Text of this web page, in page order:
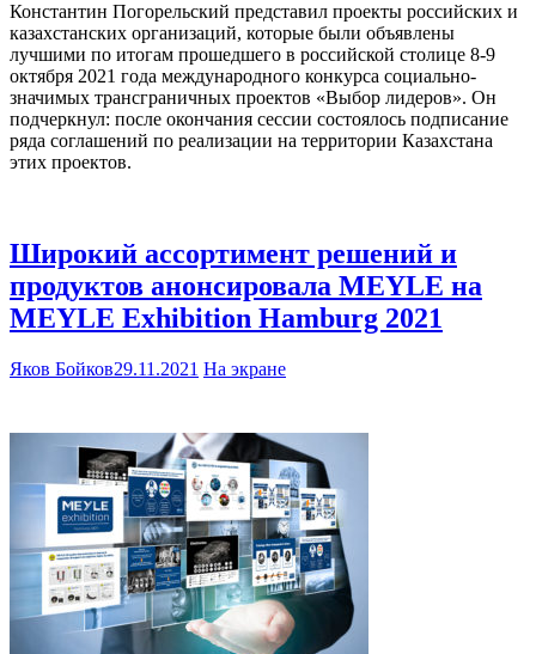
Константин Погорельский представил проекты российских и
казахстанских организаций, которые были объявлены
лучшими по итогам прошедшего в российской столице 8-9
октября 2021 года международного конкурса социально-
значимых трансграничных проектов «Выбор лидеров». Он
подчеркнул: после окончания сессии состоялось подписание
ряда соглашений по реализации на территории Казахстана
этих проектов.
Широкий ассортимент решений и
продуктов анонсировала MEYLE на
MEYLE Exhibition Hamburg 2021
Яков Бойков29.11.2021 На экране